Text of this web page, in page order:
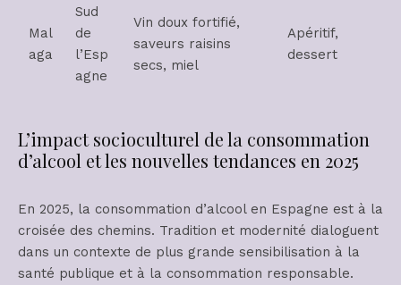
Mal
aga
Sud
de
l’Esp
agne
Vin doux fortifié,
saveurs raisins
secs, miel
Apéritif,
dessert
L’impact socioculturel de la consommation
d’alcool et les nouvelles tendances en 2025
En 2025, la consommation d’alcool en Espagne est à la
croisée des chemins. Tradition et modernité dialoguent
dans un contexte de plus grande sensibilisation à la
santé publique et à la consommation responsable.